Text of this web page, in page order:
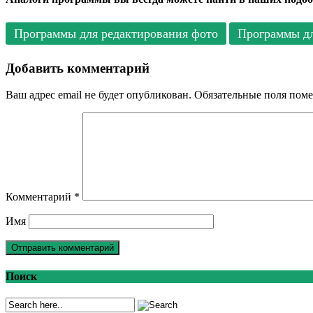
Программы для редактирования фото Программы
Добавить комментарий
Ваш адрес email не будет опубликован. Обязательные поля
Комментарий *
Имя
Поиск